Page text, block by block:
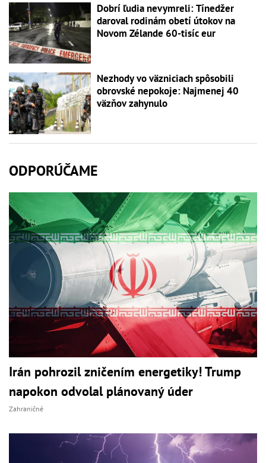
Dobrí ľudia nevymreli: Tínedžer
daroval rodinám obetí útokov na
Novom Zélande 60-tisíc eur
Nezhody vo väzniciach spôsobili
obrovské nepokoje: Najmenej 40
väzňov zahynulo
ODPORÚČAME
Irán pohrozil zničením energetiky! Trump
napokon odvolal plánovaný úder
Zahraničné